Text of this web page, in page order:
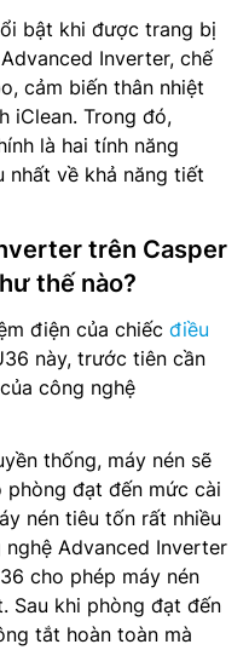
bật khi được trang bị
Inverter, chế
cảm biến thân nhiệt
iClean. Trong đó,
là hai tính năng
nhất về khả năng tiết
trên Casper
thế nào?
điện của chiếc điều
này, trước tiên cần
công nghệ
thống, máy nén sẽ
đạt đến mức cài
nén tiêu tốn rất nhiều
Advanced Inverter
cho phép máy nén
Sau khi phòng đạt đến
tắt hoàn toàn mà